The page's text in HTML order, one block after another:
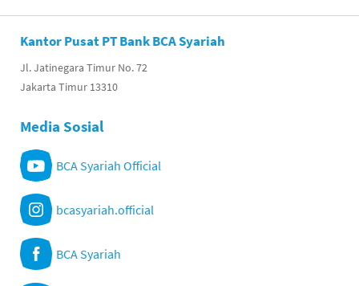
Kantor Pusat PT Bank BCA Syariah
Jl. Jatinegara Timur No. 72
Jakarta Timur 13310
Media Sosial
BCA Syariah Official
bcasyariah.official
BCA Syariah